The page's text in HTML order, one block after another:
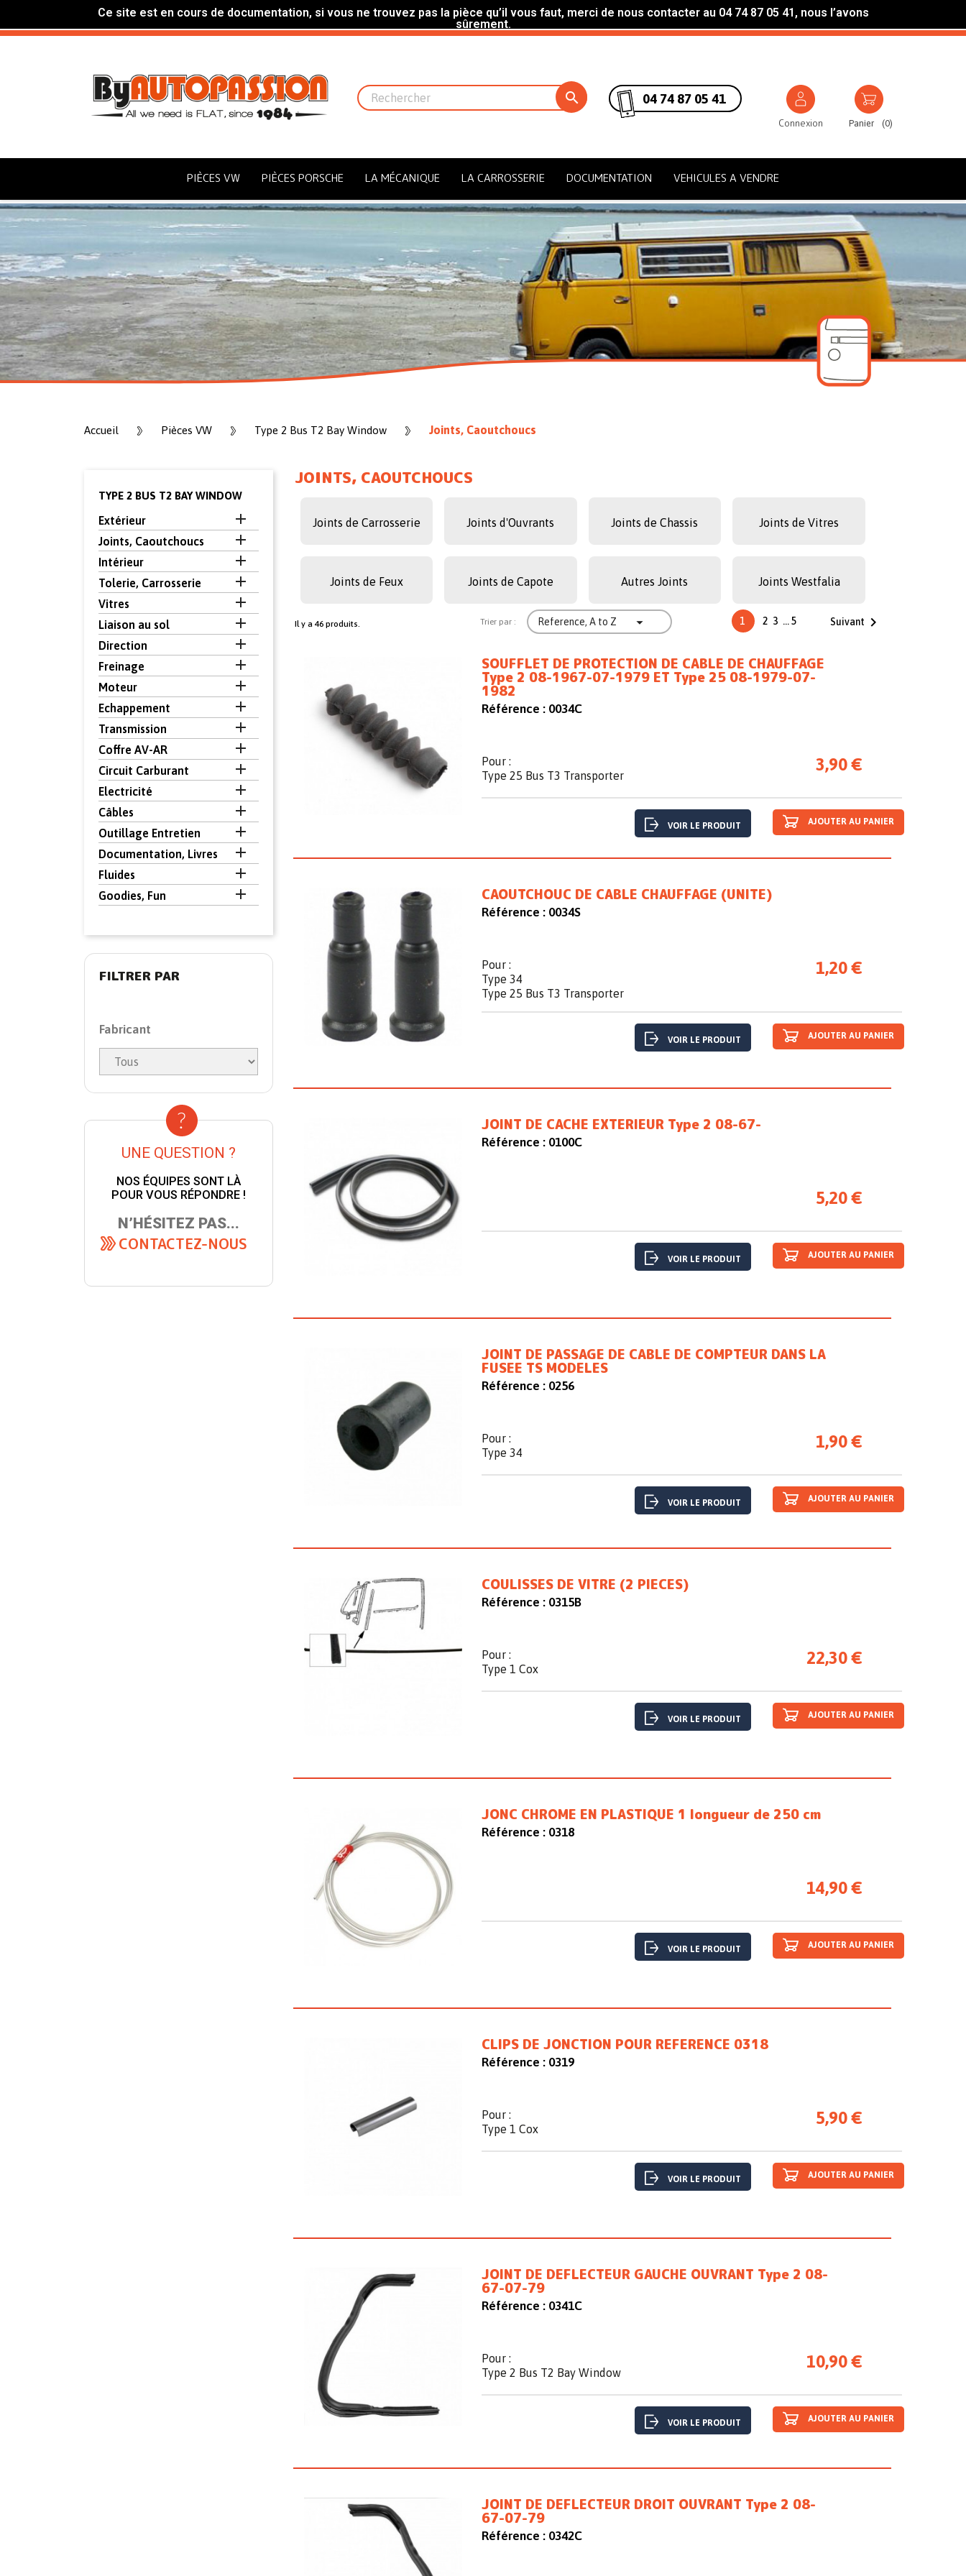
Ce site est en cours de documentation, si vous ne trouvez pas la pièce qu’il vous faut, merci de nous contacter au 04 74 87 05 41, nous l’avons
sûrement.
 04 74 87 05 41
Connexion Panier (0)
PIÈCES VW PIÈCES PORSCHE LA MÉCANIQUE LA CARROSSERIE DOCUMENTATION VEHICULES A VENDRE
Accueil Pièces VW Type 2 Bus T2 Bay Window Joints, Caoutchoucs
TYPE 2 BUS T2 BAY WINDOW
Extérieur 
Joints, Caoutchoucs 
Intérieur 
Tolerie, Carrosserie 
Vitres 
Liaison au sol 
Direction 
Freinage 
Moteur 
Echappement 
Transmission 
Coffre AV-AR 
Circuit Carburant 
Electricité 
Câbles 
Outillage Entretien 
Documentation, Livres 
Fluides 
Goodies, Fun 
FILTRER PAR
Fabricant
UNE QUESTION ?
NOS ÉQUIPES SONT LÀ
POUR VOUS RÉPONDRE !
N’HÉSITEZ PAS...
CONTACTEZ-NOUS
JOINTS, CAOUTCHOUCS
Joints de Carrosserie Joints d'Ouvrants Joints de Chassis Joints de Vitres
Joints de Feux Joints de Capote Autres Joints Joints Westfalia
Il y a 46 produits. Trier par : Reference, A to Z  1 2 3 … 5 Suivant 
SOUFFLET DE PROTECTION DE CABLE DE CHAUFFAGE
Type 2 08-1967-07-1979 ET Type 25 08-1979-07-
1982
Référence : 0034C
Pour :
Type 25 Bus T3 Transporter
3,90 €
VOIR LE PRODUIT AJOUTER AU PANIER
CAOUTCHOUC DE CABLE CHAUFFAGE (UNITE)
Référence : 0034S
Pour :
Type 34
Type 25 Bus T3 Transporter
1,20 €
VOIR LE PRODUIT AJOUTER AU PANIER
JOINT DE CACHE EXTERIEUR Type 2 08-67-
Référence : 0100C
5,20 €
VOIR LE PRODUIT AJOUTER AU PANIER
JOINT DE PASSAGE DE CABLE DE COMPTEUR DANS LA
FUSEE TS MODELES
Référence : 0256
Pour :
Type 34
1,90 €
VOIR LE PRODUIT AJOUTER AU PANIER
COULISSES DE VITRE (2 PIECES)
Référence : 0315B
Pour :
Type 1 Cox
22,30 €
VOIR LE PRODUIT AJOUTER AU PANIER
JONC CHROME EN PLASTIQUE 1 longueur de 250 cm
Référence : 0318
14,90 €
VOIR LE PRODUIT AJOUTER AU PANIER
CLIPS DE JONCTION POUR REFERENCE 0318
Référence : 0319
Pour :
Type 1 Cox
5,90 €
VOIR LE PRODUIT AJOUTER AU PANIER
JOINT DE DEFLECTEUR GAUCHE OUVRANT Type 2 08-
67-07-79
Référence : 0341C
Pour :
Type 2 Bus T2 Bay Window
10,90 €
VOIR LE PRODUIT AJOUTER AU PANIER
JOINT DE DEFLECTEUR DROIT OUVRANT Type 2 08-
67-07-79
Référence : 0342C